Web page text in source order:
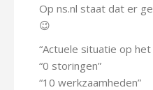
Op ns.nl staat dat er
😉
“Actuele situatie op
“0 storingen”
“10 werkzaamheden”